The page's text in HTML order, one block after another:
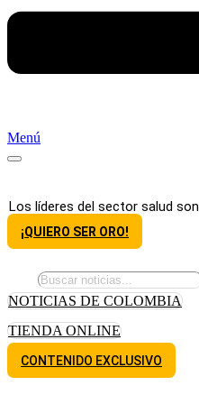
Menú
Los líderes del sector salud son
¡QUIERO SER ORO!
NOTICIAS DE COLOMBIA
TIENDA ONLINE
CONTENIDO EXCLUSIVO